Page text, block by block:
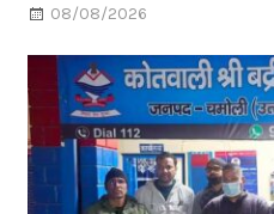
08/08/2026